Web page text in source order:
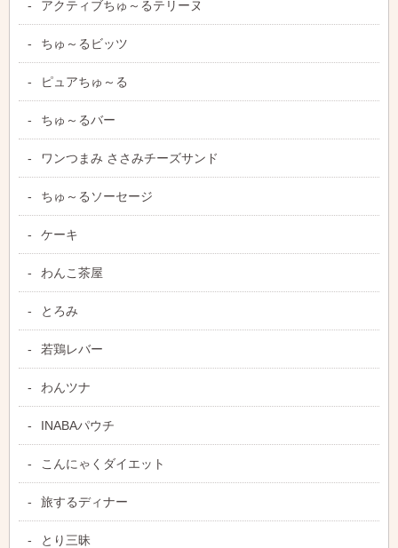
アクティブちゅ～るテリーヌ
ちゅ～るビッツ
ピュアちゅ～る
ちゅ～るバー
ワンつまみ ささみチーズサンド
ちゅ～るソーセージ
ケーキ
わんこ茶屋
とろみ
若鶏レバー
わんツナ
INABAパウチ
こんにゃくダイエット
旅するディナー
とり三昧